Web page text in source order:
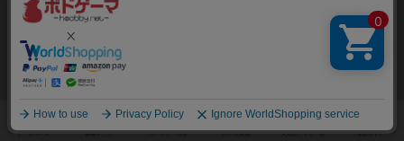
－
3
興味あり
3
経験あり
0
お気に入り
4
持ってる